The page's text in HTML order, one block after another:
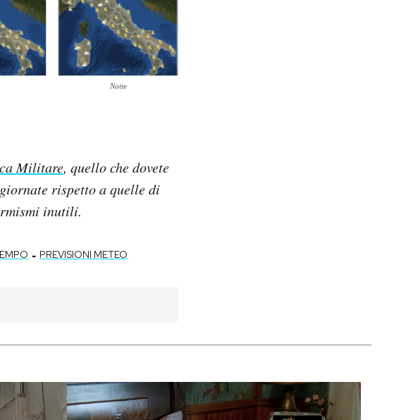
Notte
Militare, quello che dovete
rispetto a quelle di
inutili.
- PREVISIONI METEO